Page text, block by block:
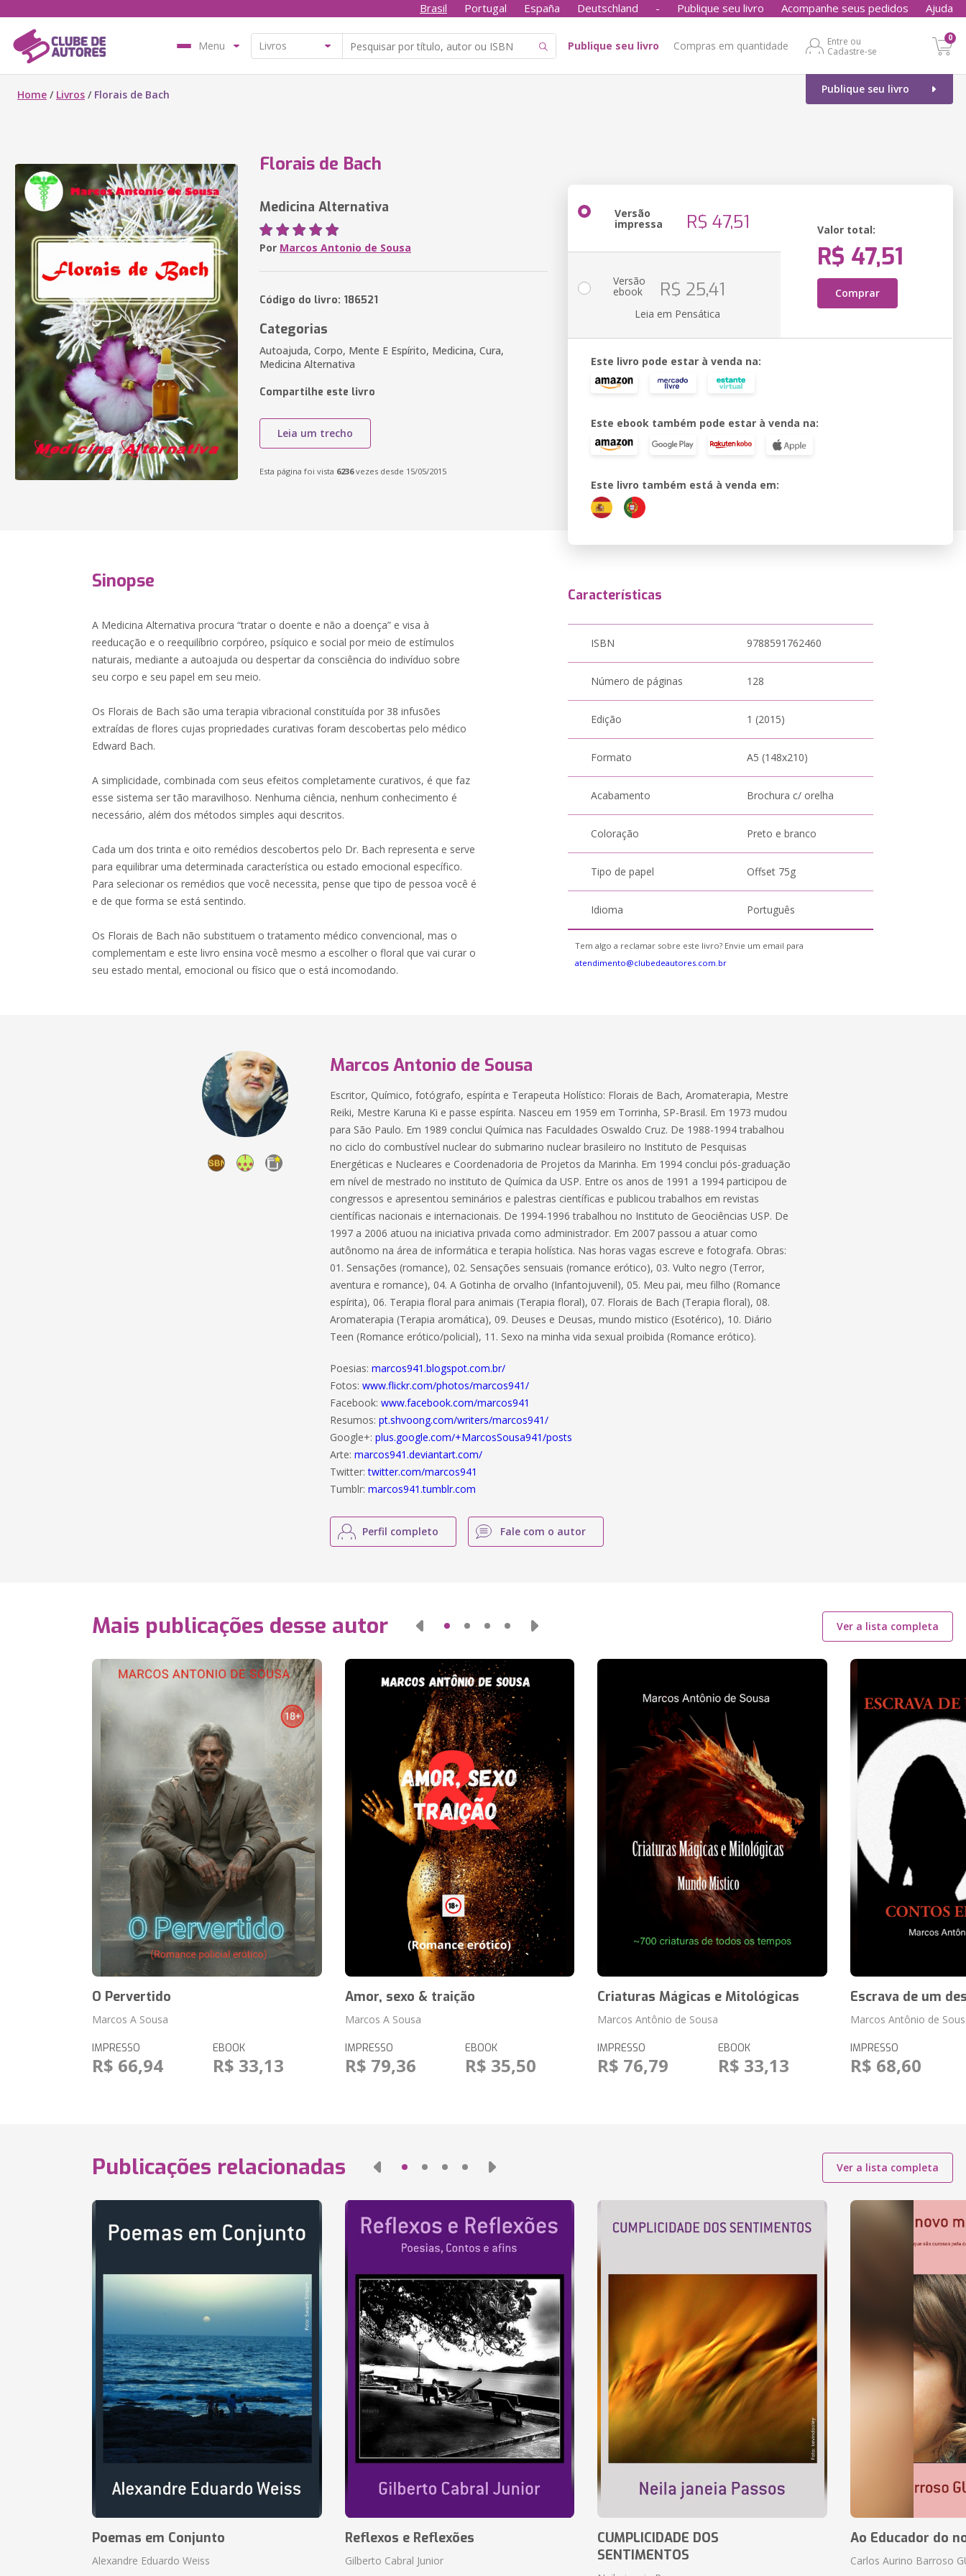
Brasil Portugal España Deutschland - Publique seu livro Acompanhe seus pedidos Ajuda
Menu Publique seu livro Compras em quantidade
Entre ou
Cadastre-se
0
Publique seu livro
Home / Livros / Florais de Bach
Florais de Bach
Medicina Alternativa
Por Marcos Antonio de Sousa
Código do livro: 186521
Categorias
Autoajuda, Corpo, Mente E Espírito, Medicina, Cura,
Medicina Alternativa
Compartilhe este livro
Leia um trecho
Esta página foi vista 6236vezes desde 15/05/2015
Versão
impressa R$ 47,51 Valor total:
R$ 47,51
Comprar
Versão
ebook R$ 25,41
Leia em Pensática
Este livro pode estar à venda na:
Este ebook também pode estar à venda na:
Este livro também está à venda em:
Sinopse
A Medicina Alternativa procura “tratar o doente e não a doença” e visa à
reeducação e o reequilíbrio corpóreo, psíquico e social por meio de estímulos
naturais, mediante a autoajuda ou despertar da consciência do indivíduo sobre
seu corpo e seu papel em seu meio.
Os Florais de Bach são uma terapia vibracional constituída por 38 infusões
extraídas de flores cujas propriedades curativas foram descobertas pelo médico
Edward Bach.
A simplicidade, combinada com seus efeitos completamente curativos, é que faz
esse sistema ser tão maravilhoso. Nenhuma ciência, nenhum conhecimento é
necessário, além dos métodos simples aqui descritos.
Cada um dos trinta e oito remédios descobertos pelo Dr. Bach representa e serve
para equilibrar uma determinada característica ou estado emocional específico.
Para selecionar os remédios que você necessita, pense que tipo de pessoa você é
e de que forma se está sentindo.
Os Florais de Bach não substituem o tratamento médico convencional, mas o
complementam e este livro ensina você mesmo a escolher o floral que vai curar o
seu estado mental, emocional ou físico que o está incomodando.
Características
ISBN 9788591762460
Número de páginas 128
Edição 1 (2015)
Formato A5 (148x210)
Acabamento Brochura c/ orelha
Coloração Preto e branco
Tipo de papel Offset 75g
Idioma Português
Tem algo a reclamar sobre este livro? Envie um email para
atendimento@clubedeautores.com.br
Marcos Antonio de Sousa
Escritor, Químico, fotógrafo, espírita e Terapeuta Holístico: Florais de Bach, Aromaterapia, Mestre
Reiki, Mestre Karuna Ki e passe espírita. Nasceu em 1959 em Torrinha, SP-Brasil. Em 1973 mudou
para São Paulo. Em 1989 conclui Química nas Faculdades Oswaldo Cruz. De 1988-1994 trabalhou
no ciclo do combustível nuclear do submarino nuclear brasileiro no Instituto de Pesquisas
Energéticas e Nucleares e Coordenadoria de Projetos da Marinha. Em 1994 conclui pós-graduação
em nível de mestrado no instituto de Química da USP. Entre os anos de 1991 a 1994 participou de
congressos e apresentou seminários e palestras científicas e publicou trabalhos em revistas
científicas nacionais e internacionais. De 1994-1996 trabalhou no Instituto de Geociências USP. De
1997 a 2006 atuou na iniciativa privada como administrador. Em 2007 passou a atuar como
autônomo na área de informática e terapia holística. Nas horas vagas escreve e fotografa. Obras:
01. Sensações (romance), 02. Sensações sensuais (romance erótico), 03. Vulto negro (Terror,
aventura e romance), 04. A Gotinha de orvalho (Infantojuvenil), 05. Meu pai, meu filho (Romance
espírita), 06. Terapia floral para animais (Terapia floral), 07. Florais de Bach (Terapia floral), 08.
Aromaterapia (Terapia aromática), 09. Deuses e Deusas, mundo mistico (Esotérico), 10. Diário
Teen (Romance erótico/policial), 11. Sexo na minha vida sexual proibida (Romance erótico).
Poesias:marcos941.blogspot.com.br/
Fotos:www.flickr.com/photos/marcos941/
Facebook:www.facebook.com/marcos941
Resumos:pt.shvoong.com/writers/marcos941/
Google+:plus.google.com/+MarcosSousa941/posts
Arte:marcos941.deviantart.com/
Twitter:twitter.com/marcos941
Tumblr:marcos941.tumblr.com
Perfil completo Fale com o autor
Mais publicações desse autor Ver a lista completa
O Pervertido
Marcos A Sousa
IMPRESSO
R$ 66,94
EBOOK
R$ 33,13
Amor, sexo & traição
Marcos A Sousa
IMPRESSO
R$ 79,36
EBOOK
R$ 35,50
Criaturas Mágicas e Mitológicas
Marcos Antônio de Sousa
IMPRESSO
R$ 76,79
EBOOK
R$ 33,13
Escrava de um
Marcos Antônio de
IMPRESSO
R$ 68,60
Publicações relacionadas Ver a lista completa
Poemas em Conjunto
Alexandre Eduardo Weiss
Reflexos e Reflexões
Gilberto Cabral Junior
CUMPLICIDADE DOS
SENTIMENTOS
Ao Educador do
Carlos Aurino Barroso